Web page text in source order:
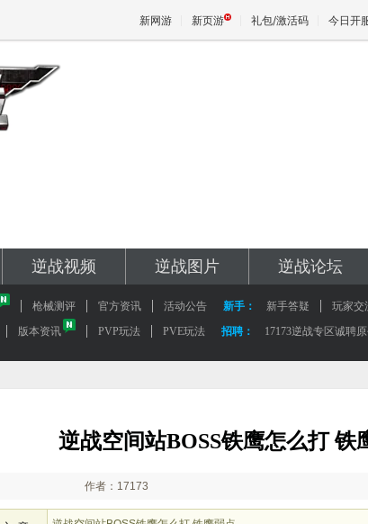
新网游 新页游 礼包/激活码 今日开
逆战视频 逆战图片 逆战论坛
枪械测评 官方资讯 活动公告 新手： 新手答疑 玩家交
版本资讯 PVP玩法 PVE玩法 招聘： 17173逆战专区诚聘
逆战空间站BOSS铁鹰怎么打 铁
作者：17173